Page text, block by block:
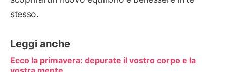
stesso.
Leggi anche
Ecco la primavera: depurate il vostro corpo e la